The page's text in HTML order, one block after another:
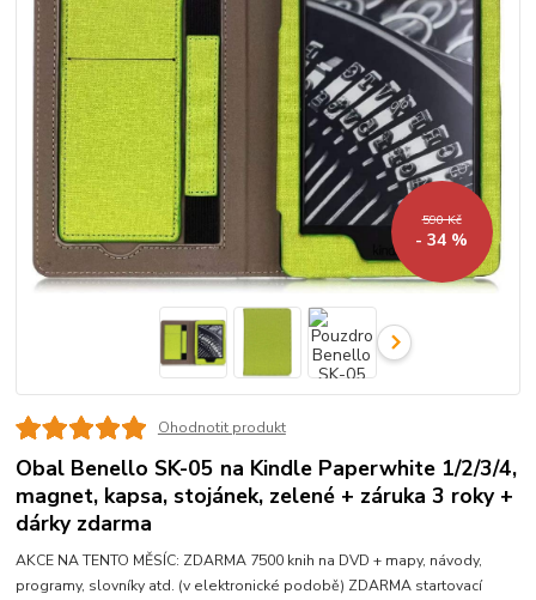
590 Kč
- 34 %
Ohodnotit produkt
Obal Benello SK-05 na Kindle Paperwhite 1/2/3/4,
magnet, kapsa, stojánek, zelené + záruka 3 roky +
dárky zdarma
AKCE NA TENTO MĚSÍC: ZDARMA 7500 knih na DVD + mapy, návody,
programy, slovníky atd. (v elektronické podobě) ZDARMA startovací